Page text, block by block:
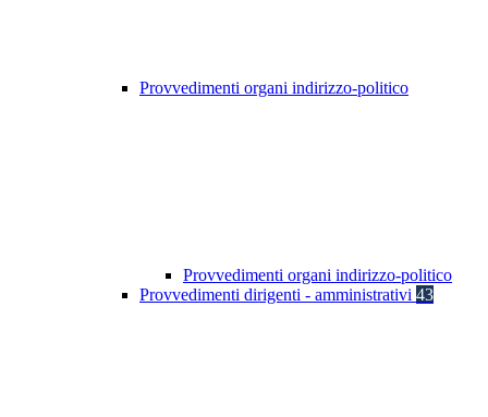
Provvedimenti organi indirizzo-politico
Provvedimenti organi indirizzo-politico
Provvedimenti dirigenti - amministrativi 43